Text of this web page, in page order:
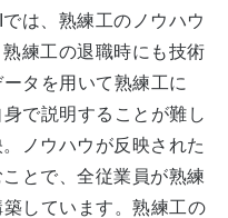
は、熟練工のノウハウ
練工の退職時にも技術
タを用いて熟練工に
で説明することが難し
ノウハウが反映された
とで、全従業員が熟練
しています。熟練工の